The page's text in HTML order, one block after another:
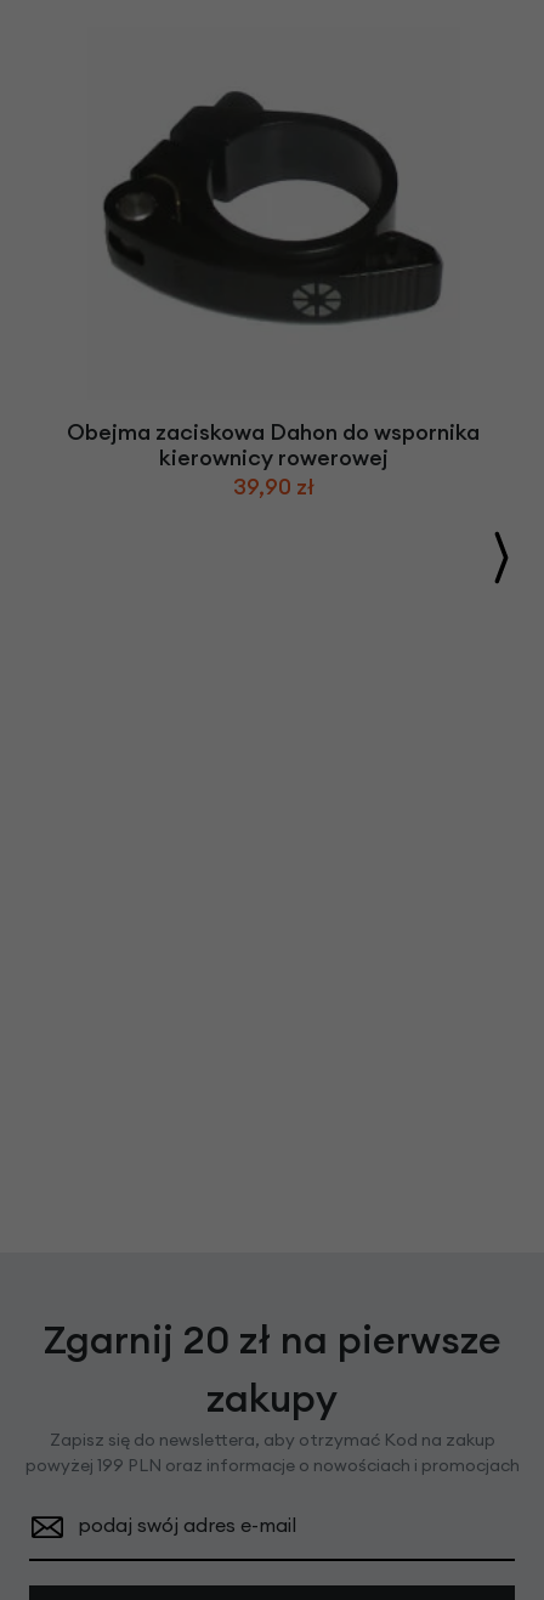
Obejma zaciskowa Dahon do wspornika
kierownicy rowerowej
39,90 zł
Zgarnij 20 zł na pierwsze
zakupy
Zapisz się do newslettera, aby otrzymać Kod na zakup
powyżej 199 PLN oraz informacje o nowościach i promocjach
podaj swój adres e-mail